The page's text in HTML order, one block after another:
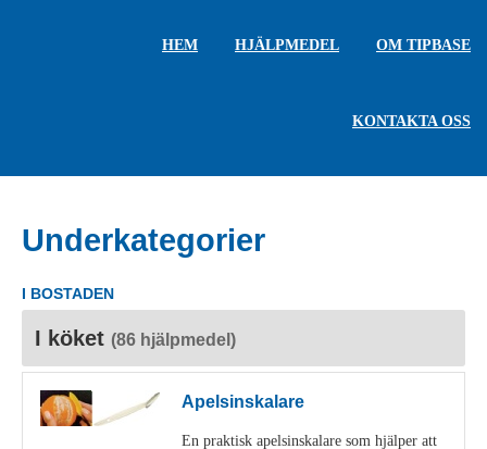
HEM HJÄLPMEDEL OM TIPBASE
KONTAKTA OSS
Underkategorier
I BOSTADEN
I köket (86 hjälpmedel)
Apelsinskalare
En praktisk apelsinskalare som hjälper att